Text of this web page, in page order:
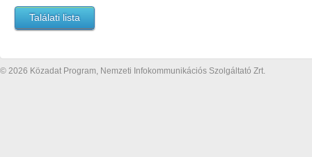
Találati lista
© 2026 Közadat Program, Nemzeti Infokommunikációs Szolgáltató Zrt.